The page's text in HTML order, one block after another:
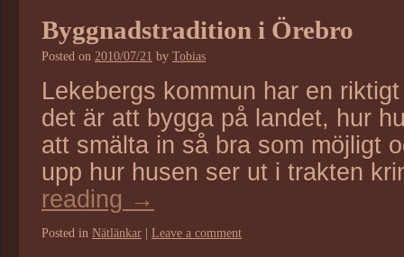
Byggnadstradition i Örebro
Posted on 2010/07/21 by Tobias
Lekebergs kommun har en
det är att bygga på landet, hur
att smälta in så bra som möjligt
upp hur husen ser ut i trakten
reading →
Posted in Nätlänkar | Leave a comment